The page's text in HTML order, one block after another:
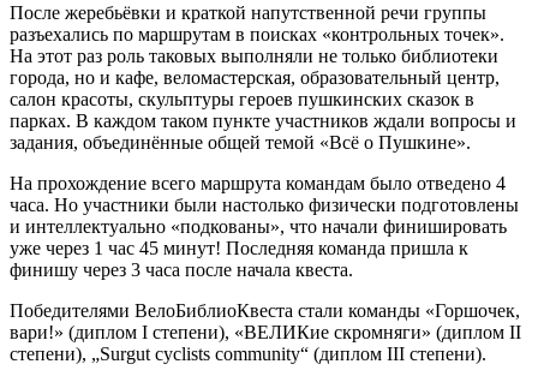
После жеребьёвки и краткой напутственной речи группы
разъехались по маршрутам в поисках «контрольных точек».
На этот раз роль таковых выполняли не только библиотеки
города, но и кафе, веломастерская, образовательный центр,
салон красоты, скульптуры героев пушкинских сказок в
парках. В каждом таком пункте участников ждали вопросы и
задания, объединённые общей темой «Всё о Пушкине».
На прохождение всего маршрута командам было отведено 4
часа. Но участники были настолько физически подготовлены
и интеллектуально «подкованы», что начали финишировать
уже через 1 час 45 минут! Последняя команда пришла к
финишу через 3 часа после начала квеста.
Победителями ВелоБиблиоКвеста стали команды «Горшочек,
вари!» (диплом I степени), «ВЕЛИКие скромняги» (диплом II
степени), „Surgut cyclists community“ (диплом III степени).